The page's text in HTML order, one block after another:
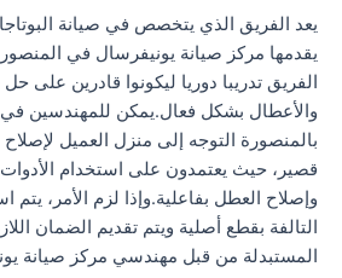
يعد الفريق الذي يتخصص في صيانة
يقدمها مركز صيانة يونيفرسال في
الفريق تدريبا دوريا ليكونوا قادرين على
والأعطال بشكل فعال.يمكن للمهندسين
بالمنصورة التوجه إلى منزل العميل
قصير، حيث يعتمدون على استخدام
وإصلاح العطل بفاعلية.وإذا لزم الأمر، يتم
التالفة بقطع أصلية ويتم تقديم الضمان
المستبدلة من قبل مهندسي مركز صيانة